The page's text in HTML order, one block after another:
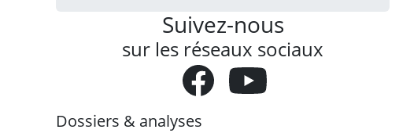
Suivez-nous
sur les réseaux sociaux
Dossiers & analyses